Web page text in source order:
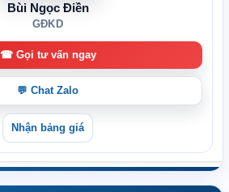
Bùi Ngọc Điền
GĐKD
☎ Gọi tư vấn ngay
💬 Chat Zalo
Nhận bảng giá